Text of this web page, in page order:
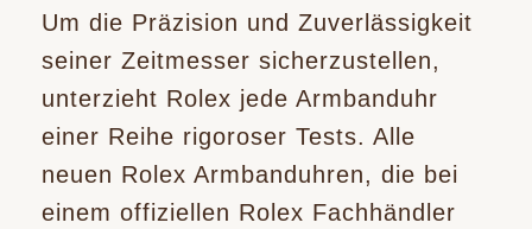
Um die Präzision und Zuverlässigkeit
seiner Zeitmesser sicherzustellen,
unterzieht Rolex jede Armbanduhr
einer Reihe rigoroser Tests. Alle
neuen Rolex Armbanduhren, die bei
einem offiziellen Rolex Fachhändler